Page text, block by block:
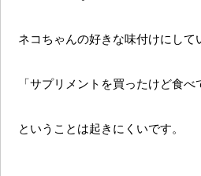
ネコちゃんの好きな味付けにして
「サプリメントを買ったけど食べ
ということは起きにくいです。